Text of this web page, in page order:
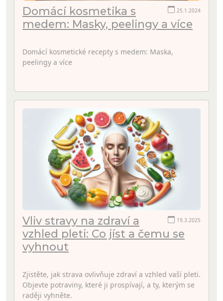
25.1.2024
Domácí kosmetika s
medem: Masky, peelingy a více
Domácí kosmetické recepty s medem: Maska,
peelingy a více
19.3.2025
Vliv stravy na zdraví a
vzhled pleti: Co jíst a čemu se
vyhnout
Zjistěte, jak strava ovlivňuje zdraví a vzhled vaší pleti.
Objevte potraviny, které ji prospívají, a ty, kterým se
raději vyhněte.